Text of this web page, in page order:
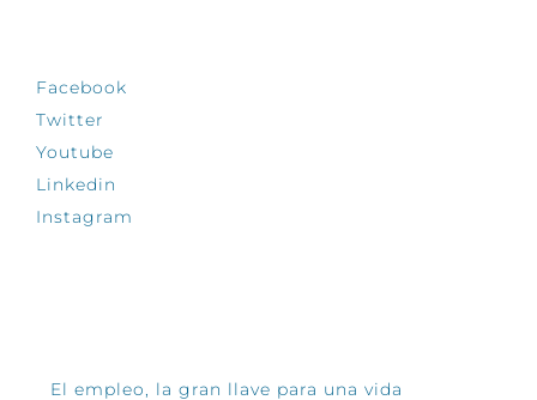
Facebook
Twitter
Youtube
Linkedin
Instagram
El empleo, la gran llave para una vida